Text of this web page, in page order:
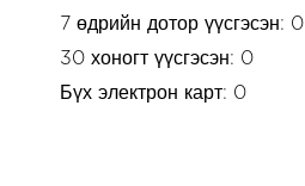
7 өдрийн дотор үүсгэсэн: 0
30 хоногт үүсгэсэн: 0
Бүх электрон карт: 0